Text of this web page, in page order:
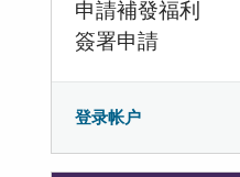
申請補發福利
簽署申請
登录帐户